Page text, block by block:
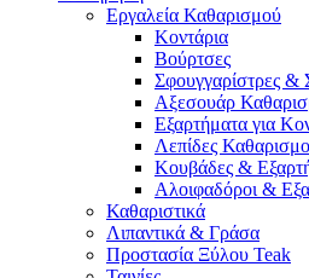
Εργαλεία Καθαρισμού
Κοντάρια
Βούρτσες
Σφουγγαρίστρες &
Αξεσουάρ
Εξαρτήματα για
Λεπίδες
Κουβάδες &
Αλοιφαδόροι &
Καθαριστικά
Λιπαντικά & Γράσα
Προστασία Ξύλου Teak